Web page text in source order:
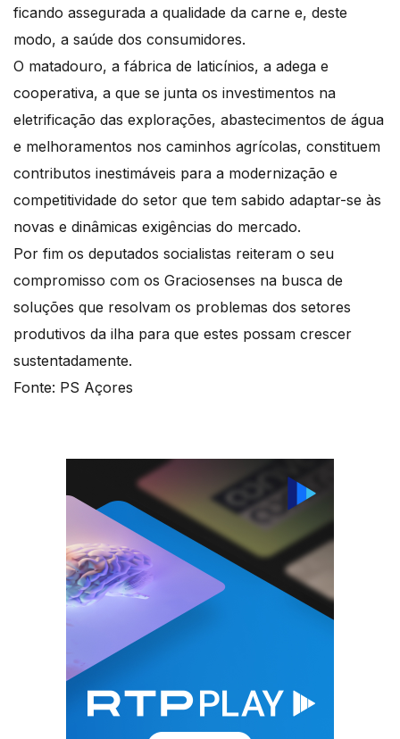
ficando assegurada a qualidade da carne e, deste
modo, a saúde dos consumidores.
O matadouro, a fábrica de laticínios, a adega e
cooperativa, a que se junta os investimentos na
eletrificação das explorações, abastecimentos de água
e melhoramentos nos caminhos agrícolas, constituem
contributos inestimáveis para a modernização e
competitividade do setor que tem sabido adaptar-se às
novas e dinâmicas exigências do mercado.
Por fim os deputados socialistas reiteram o seu
compromisso com os Graciosenses na busca de
soluções que resolvam os problemas dos setores
produtivos da ilha para que estes possam crescer
sustentadamente.
Fonte: PS Açores